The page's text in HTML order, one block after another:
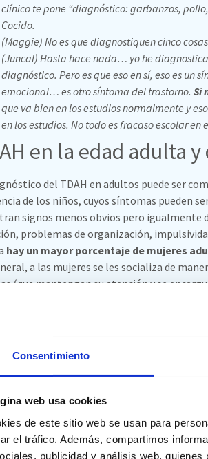
Consentimiento
web usa cookies
de este sitio web se usan para
el tráfico. Además, compartimos
publicidad y análisis web,
clínico te pone “diagnóstico: garbanzos,
Cocido.
(Maggie) No es que diagnostiquen cinco
(Juncal) Hasta hace nada… yo he
diagnóstico. Pero es que eso en sí, eso es
emocional… es otro síntoma del trastorno. Si
que va bien en los estudios normalmente y
en los estudios. No todo es fracaso escolar en
en la edad adulta
del TDAH en adultos puede ser
de los niños, cuyos síntomas pueden
signos menos obvios pero
problemas de organización,
hay un mayor porcentaje de mujeres
a las mujeres se les socializa de
(que mantengan su atención y se
un comportamiento, por lo que cualquier
Sevilla indica que es común que lo que
de sus hijos e hijas y eso les lleve
de TDAH que ha estado oculto